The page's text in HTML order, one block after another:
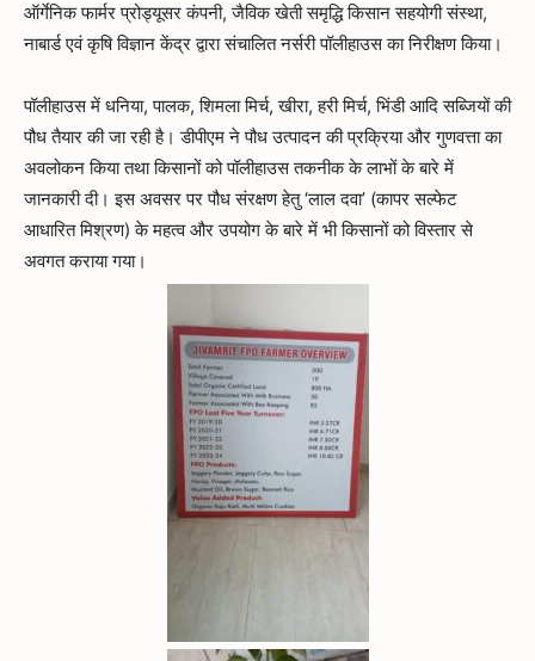
ऑर्गेनिक फार्मर प्रोड्यूसर कंपनी, जैविक खेती समृद्धि किसान सहयोगी संस्था,
नाबार्ड एवं कृषि विज्ञान केंद्र द्वारा संचालित नर्सरी पॉलीहाउस का निरीक्षण किया।
पॉलीहाउस में धनिया, पालक, शिमला मिर्च, खीरा, हरी मिर्च, भिंडी आदि सब्जियों की
पौध तैयार की जा रही है। डीपीएम ने पौध उत्पादन की प्रक्रिया और गुणवत्ता का
अवलोकन किया तथा किसानों को पॉलीहाउस तकनीक के लाभों के बारे में
जानकारी दी। इस अवसर पर पौध संरक्षण हेतु ‘लाल दवा’ (कापर सल्फेट
आधारित मिश्रण) के महत्व और उपयोग के बारे में भी किसानों को विस्तार से
अवगत कराया गया।